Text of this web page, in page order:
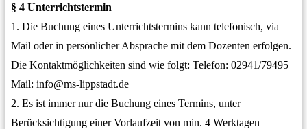
§ 4 Unterrichtstermin
1. Die Buchung eines Unterrichtstermins kann telefonisch, via
Mail oder in persönlicher Absprache mit dem Dozenten erfolgen.
Die Kontaktmöglichkeiten sind wie folgt: Telefon: 02941/79495
Mail: info@ms-lippstadt.de
2. Es ist immer nur die Buchung eines Termins, unter
Berücksichtigung einer Vorlaufzeit von min. 4 Werktagen